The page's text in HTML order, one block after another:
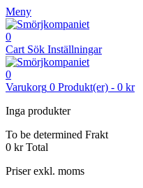
Meny
0
Cart Sök Inställningar
0
Varukorg 0 Produkt(er) - 0 kr
Inga produkter
To be determined Frakt
0 kr Total
Priser exkl. moms